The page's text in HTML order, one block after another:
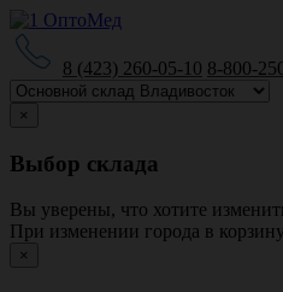
8 (423) 260-05-10 8-800-
×
Выбор склада
Вы уверены, что хотите
При изменении города в
×